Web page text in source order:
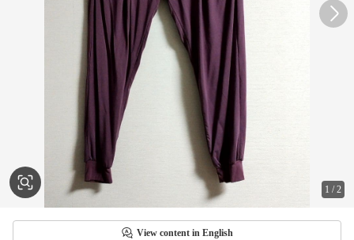
1 /2
View content in English